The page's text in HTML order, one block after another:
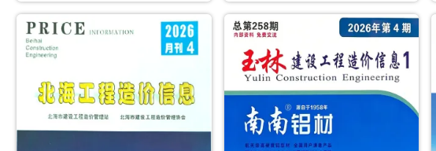
刊
PDF
PDF
属
河
池
市
于
玉
林
料
市
建
设
造
布，
市
建
设
息
布，
年
5
月
左
2026
年
价
（防